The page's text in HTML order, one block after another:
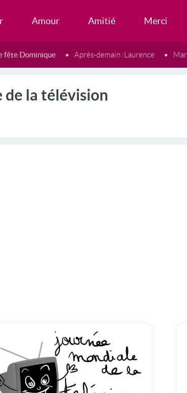
Amour Amitié Merci
fête Dominique Après-demain :Laurence
de la télévision